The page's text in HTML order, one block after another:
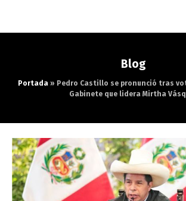
Blog
Portada» Pedro Castillo se pronunció tras
Gabinete que lidera Mirtha